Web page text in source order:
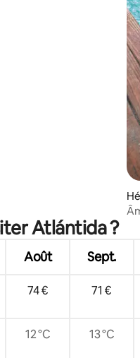
Atlántida ?
Août Sept.
74 € 71 €
12 °C 13 °C